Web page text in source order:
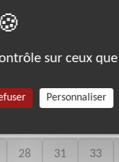
:
28 31 33
sur ceux
Personnaliser